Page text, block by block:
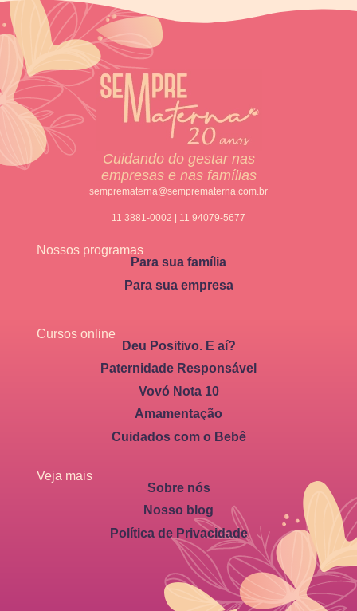
Cuidando do gestar nas
empresas e nas famílias
semprematerna@semprematerna.com.br
11 3881-0002 | 11 94079-5677
Nossos programas
Para sua família
Para sua empresa
Cursos online
Deu Positivo. E aí?
Paternidade Responsável
Vovó Nota 10
Amamentação
Cuidados com o Bebê
Veja mais
Sobre nós
Nosso blog
Política de Privacidade